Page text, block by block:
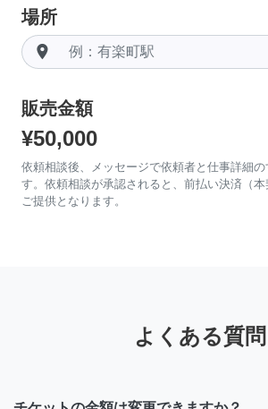
場所
room
販売金額
¥50,000
依頼相談後、メッセージで依頼者と仕事詳細の
す。依頼相談が承認されると、前払い決済（
ご提供となります。
よくある質問